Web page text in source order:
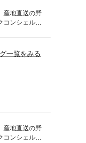
産地直送の野
ンシェルジ
一覧をみる
産地直送の野
ンシェルジ